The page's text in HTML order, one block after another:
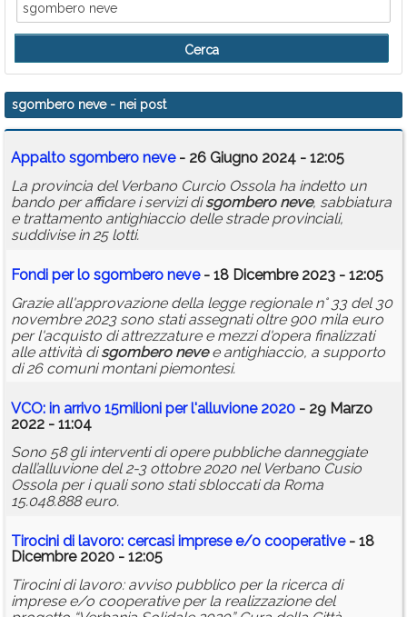
Eventi
Info Utili
Rubriche
Calendario
Annunci
sgombero neve- nei post
Appalto sgombero neve- 26 Giugno 2024 - 12:05
La provincia del Verbano Curcio Ossola ha indetto un
bando per affidare i servizi disgombero neve, sabbiatura
e trattamento antighiaccio delle strade provinciali,
suddivise in 25 lotti.
Fondi per lo sgombero neve- 18 Dicembre 2023 - 12:05
Grazie all'approvazione della legge regionale n° 33 del 30
novembre 2023 sono stati assegnati oltre 900 mila euro
per l'acquisto di attrezzature e mezzi d'opera finalizzati
alle attività disgombero nevee antighiaccio, a supporto
di 26 comuni montani piemontesi.
VCO: in arrivo 15milioni per l'alluvione 2020 - 29 Marzo
2022 - 11:04
Sono 58 gli interventi di opere pubbliche danneggiate
dall’alluvione del 2-3 ottobre 2020 nel Verbano Cusio
Ossola per i quali sono stati sbloccati da Roma
15.048.888 euro.
Tirocini di lavoro: cercasi imprese e/o cooperative- 18
Dicembre 2020 - 12:05
Tirocini di lavoro: avviso pubblico per la ricerca di
imprese e/o cooperative per la realizzazione del